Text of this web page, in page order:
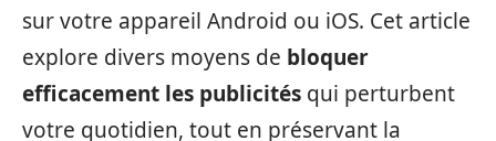
sur votre appareil Android ou iOS. Cet article
explore divers moyens de bloquer
efficacement les publicités qui perturbent
votre quotidien, tout en préservant la